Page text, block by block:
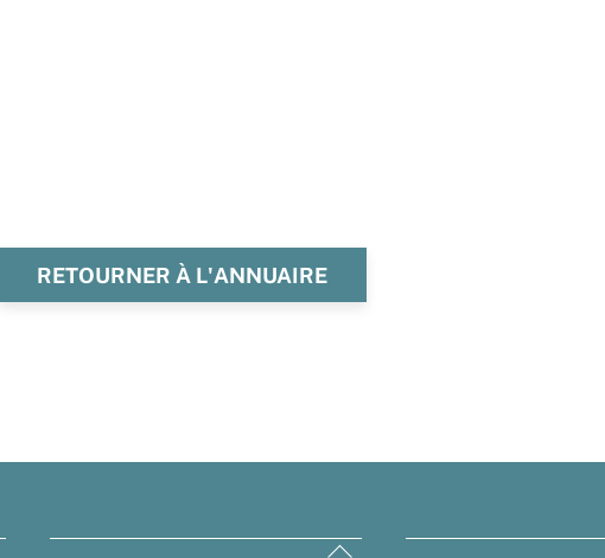
RETOURNER À L'ANNUAIRE
Back